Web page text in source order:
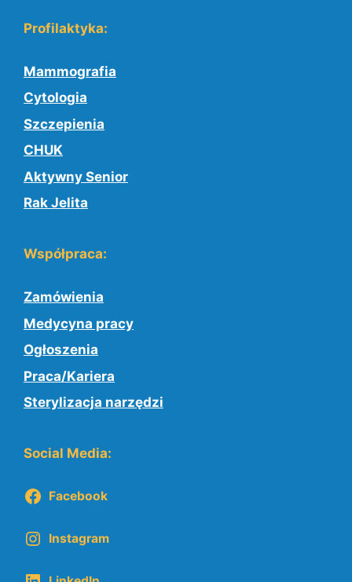
Profilaktyka:
Mammografia
Cytologia
Szczepienia
CHUK
Aktywny Senior
Rak Jelita
Współpraca:
Zamówienia
Medycyna pracy
Ogłoszenia
Praca/Kariera
Sterylizacja narzędzi
Social Media:
Facebook
Instagram